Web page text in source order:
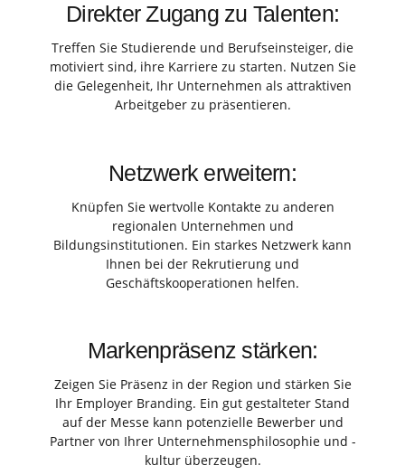
Direkter Zugang zu Talenten:
Treffen Sie Studierende und Berufseinsteiger, die
motiviert sind, ihre Karriere zu starten. Nutzen Sie
die Gelegenheit, Ihr Unternehmen als attraktiven
Arbeitgeber zu präsentieren.
Netzwerk erweitern:
Knüpfen Sie wertvolle Kontakte zu anderen
regionalen Unternehmen und
Bildungsinstitutionen. Ein starkes Netzwerk kann
Ihnen bei der Rekrutierung und
Geschäftskooperationen helfen.
Markenpräsenz stärken:
Zeigen Sie Präsenz in der Region und stärken Sie
Ihr Employer Branding. Ein gut gestalteter Stand
auf der Messe kann potenzielle Bewerber und
Partner von Ihrer Unternehmensphilosophie und -
kultur überzeugen.